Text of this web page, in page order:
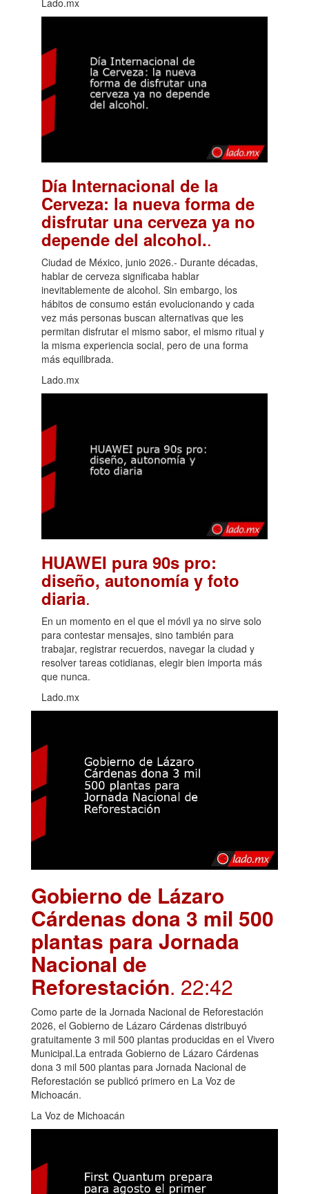
Día Internacional de la
Cerveza: la nueva forma de
disfrutar una cerveza ya no
depende del alcohol..
Ciudad de México, junio 2026.- Durante décadas,
hablar de cerveza significaba hablar
inevitablemente de alcohol. Sin embargo, los
hábitos de consumo están evolucionando y cada
vez más personas buscan alternativas que les
permitan disfrutar el mismo sabor, el mismo ritual y
la misma experiencia social, pero de una forma
más equilibrada.
Lado.mx
HUAWEI pura 90s pro:
diseño, autonomía y foto
diaria.
En un momento en el que el móvil ya no sirve solo
para contestar mensajes, sino también para
trabajar, registrar recuerdos, navegar la ciudad y
resolver tareas cotidianas, elegir bien importa más
que nunca.
Lado.mx
Gobierno de Lázaro
Cárdenas dona 3 mil 500
plantas para Jornada
Nacional de
Reforestación. 22:42
Como parte de la Jornada Nacional de Reforestación
2026, el Gobierno de Lázaro Cárdenas distribuyó
gratuitamente 3 mil 500 plantas producidas en el Vivero
Municipal.La entrada Gobierno de Lázaro Cárdenas
dona 3 mil 500 plantas para Jornada Nacional de
Reforestación se publicó primero en La Voz de
Michoacán.
La Voz de Michoacán